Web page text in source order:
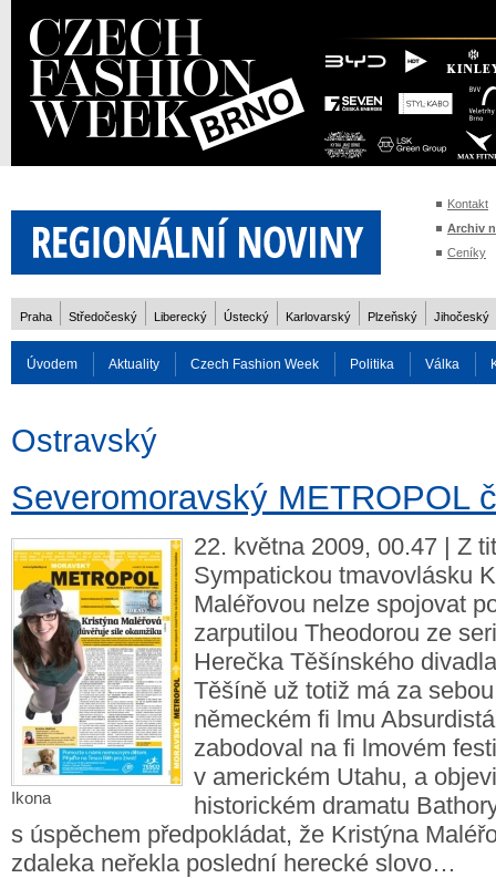
Kontakt
Archiv
Ceníky
Praha Středočeský Liberecký Ústecký Karlovarský Plzeňský Jihočeský
Úvodem Aktuality Czech Fashion Week Politika Válka
Ostravský
Severomoravský METROPOL
Ikona
22. května 2009, 00.47 | Z
Sympatickou tmavovlásku
Maléřovou nelze spojovat
zarputilou Theodorou ze
Herečka Těšínského
Těšíně už totiž má za
německém fi lmu
zabodoval na fi lmovém
v americkém Utahu, a
historickém dramatu
s úspěchem předpokládat, že Kristýna
zdaleka neřekla poslední herecké slovo…